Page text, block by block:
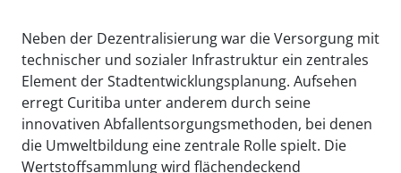
Neben der Dezentralisierung war die Versorgung mit
technischer und sozialer Infrastruktur ein zentrales
Element der Stadtentwicklungsplanung. Aufsehen
erregt Curitiba unter anderem durch seine
innovativen Abfallentsorgungsmethoden, bei denen
die Umweltbildung eine zentrale Rolle spielt. Die
Wertstoffsammlung wird flächendeckend